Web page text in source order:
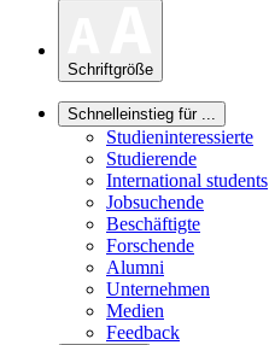
Schriftgröße
Schnelleinstieg für ...
Studieninteressierte
Studierende
International students
Jobsuchende
Beschäftigte
Forschende
Alumni
Unternehmen
Medien
Feedback